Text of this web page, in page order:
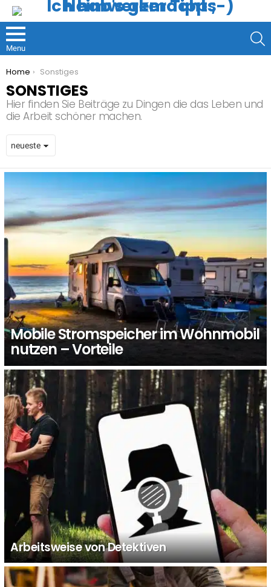
Menu
You are here:
Home Sonstiges
SONSTIGES
Hier finden Sie Beiträge zu Dingen die das Leben und
die Arbeit schöner machen.
LATEST
STORIES
Mobile Stromspeicher im Wohnmobil
nutzen – Vorteile
Arbeitsweise von Detektiven